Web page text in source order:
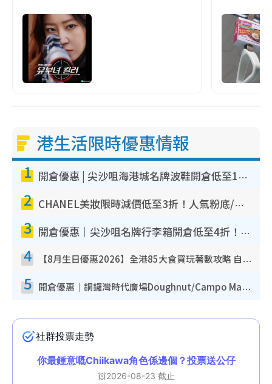
港生活限時優惠情報
1 開倉優惠 | 尖沙咀海港城名牌波鞋開倉低至1折！On鞋$899起／Joy&Peace鞋履$98起
2 CHANEL美妝限時減價低至3折！人氣粉底/唇膏/精華液低至$275！COCO香水都有平
3 開倉優惠｜尖沙咀名牌行李箱開倉低至4折！一連5日 American Tourister/ace./Hallmark $200起！
4 【8月生日優惠2026】全港85大食買玩著數攻略 自助餐/火鍋放題同行免費＋誠品/DONKI送現金券
5 開倉優惠｜銅鑼灣時代廣場Doughnut/Campo Marzio開倉低至1折！背囊、書包、手袋劈價$200起